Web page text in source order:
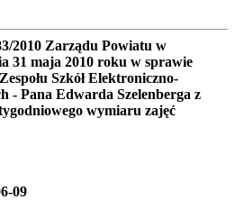
2010 Zarządu Powiatu w
31 maja 2010 roku w sprawie
Szkół Elektroniczno-
- Pana Edwarda Szelenberga z
wymiaru zajęć
09